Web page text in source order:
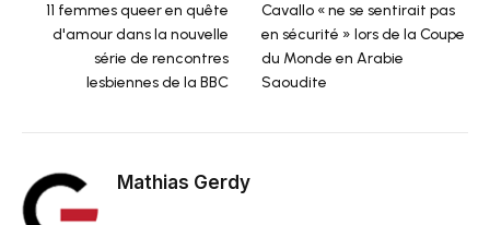
11 femmes queer en quête
d'amour dans la nouvelle
série de rencontres
lesbiennes de la BBC
Cavallo « ne se sentirait pas
en sécurité » lors de la Coupe
du Monde en Arabie
Saoudite
Mathias Gerdy